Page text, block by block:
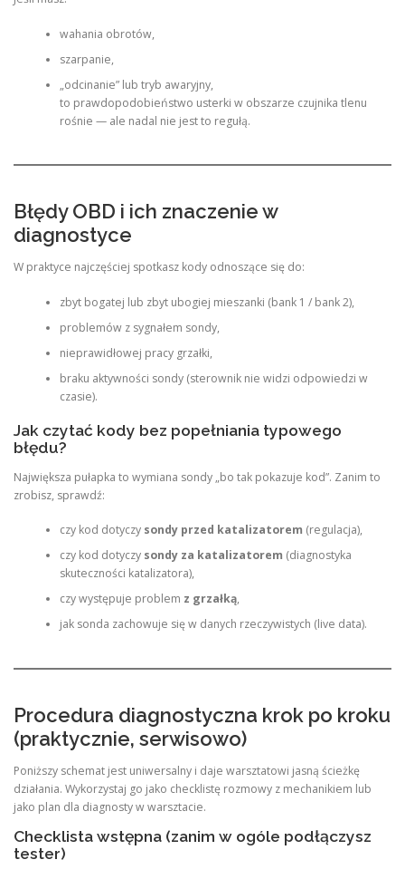
wahania obrotów,
szarpanie,
„odcinanie” lub tryb awaryjny,
to prawdopodobieństwo usterki w obszarze czujnika tlenu
rośnie — ale nadal nie jest to regułą.
Błędy OBD i ich znaczenie w
diagnostyce
W praktyce najczęściej spotkasz kody odnoszące się do:
zbyt bogatej lub zbyt ubogiej mieszanki (bank 1 / bank 2),
problemów z sygnałem sondy,
nieprawidłowej pracy grzałki,
braku aktywności sondy (sterownik nie widzi odpowiedzi w
czasie).
Jak czytać kody bez popełniania typowego
błędu?
Największa pułapka to wymiana sondy „bo tak pokazuje kod”. Zanim to
zrobisz, sprawdź:
czy kod dotyczy sondy przed katalizatorem (regulacja),
czy kod dotyczy sondy za katalizatorem (diagnostyka
skuteczności katalizatora),
czy występuje problem z grzałką,
jak sonda zachowuje się w danych rzeczywistych (live data).
Procedura diagnostyczna krok po kroku
(praktycznie, serwisowo)
Poniższy schemat jest uniwersalny i daje warsztatowi jasną ścieżkę
działania. Wykorzystaj go jako checklistę rozmowy z mechanikiem lub
jako plan dla diagnosty w warsztacie.
Checklista wstępna (zanim w ogóle podłączysz
tester)